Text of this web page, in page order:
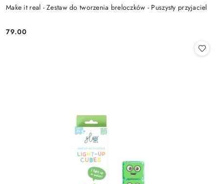
Make it real - Zestaw do tworzenia breloczków - Puszysty przyjaciel
Cena:
79.00